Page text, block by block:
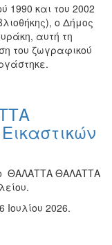
και του 2002
ο Δήμος
αυτή τη
του ζωγραφικού
ΘΑΛΑΤΤΑ ΘΑΛΑΤΤΑ
2026.